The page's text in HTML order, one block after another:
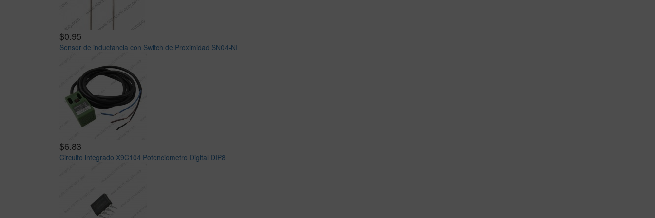
$0.95
Sensor de inductancia con Switch de Proximidad SN04-NI
$6.83
Circuito integrado X9C104 Potenciometro Digital DIP8